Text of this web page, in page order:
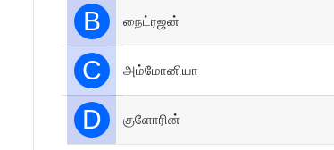
B நைட்ரஜன்
C அம்மோனியா
D குளோரின்